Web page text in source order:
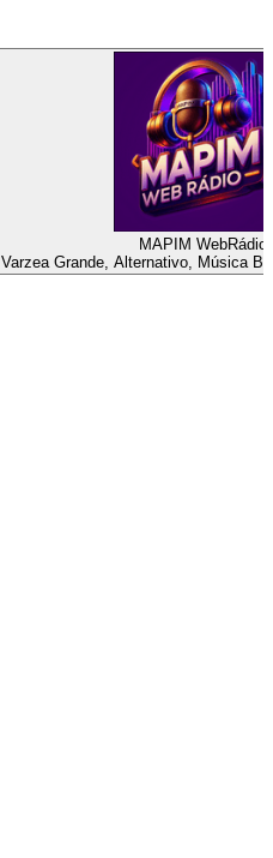
MAPIM WebRádio
Varzea Grande, Alternativo, Música